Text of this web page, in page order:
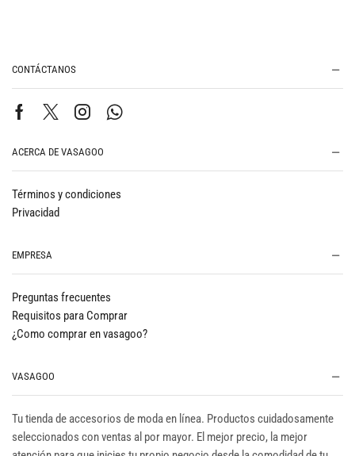
CONTÁCTANOS
ACERCA DE VASAGOO
Términos y condiciones
Privacidad
EMPRESA
Preguntas frecuentes
Requisitos para Comprar
¿Como comprar en vasagoo?
VASAGOO
Tu tienda de accesorios de moda en línea. Productos cuidadosamente
seleccionados con ventas al por mayor. El mejor precio, la mejor